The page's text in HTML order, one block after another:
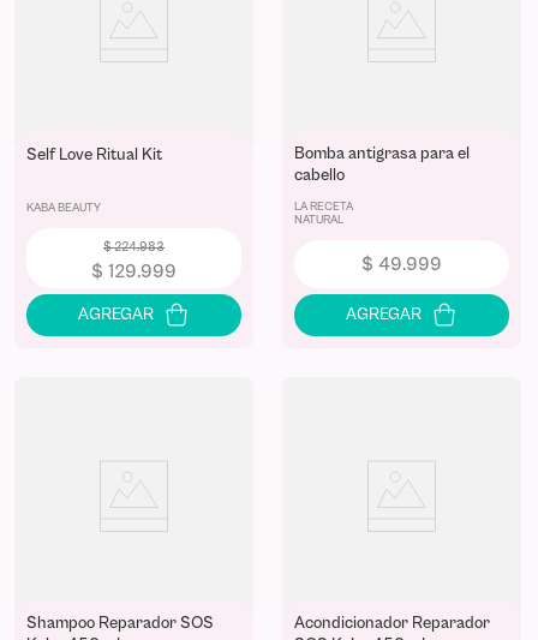
Self Love Ritual Kit
KABA BEAUTY
$224.983
$ 129.999
Bomba antigrasa para el
cabello
LA RECETA
NATURAL
$ 49.999
Shampoo Reparador SOS
Acondicionador Reparador